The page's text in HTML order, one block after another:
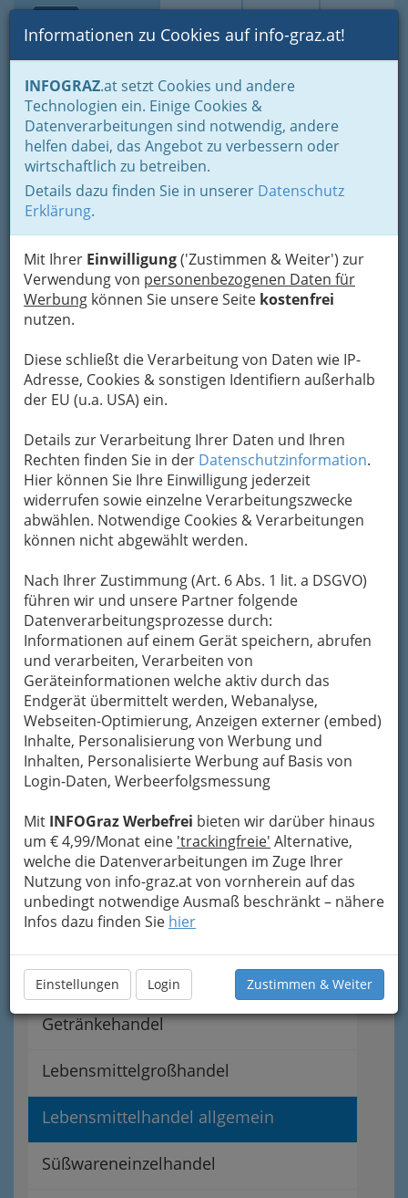
Suche Login Toggle
Informationen zu Cookies auf info-graz.at!
INFOGRAZ.at setzt Cookies und andere
Technologien ein. Einige Cookies &
Datenverarbeitungen sind notwendig, andere
helfen dabei, das Angebot zu verbessern oder
wirtschaftlich zu betreiben.
Details dazu finden Sie in unserer Datenschutz
Erklärung.
Mit Ihrer Einwilligung('Zustimmen & Weiter') zur
Verwendung von personenbezogenen Daten für
Werbung können Sie unsere Seite kostenfrei
nutzen.
Diese schließt die Verarbeitung von Daten wie IP-
Adresse, Cookies & sonstigen Identifiern außerhalb
der EU (u.a. USA) ein.
Details zur Verarbeitung Ihrer Daten und Ihren
Rechten finden Sie in der Datenschutzinformation.
Hier können Sie Ihre Einwilligung jederzeit
widerrufen sowie einzelne Verarbeitungszwecke
abwählen. Notwendige Cookies & Verarbeitungen
können nicht abgewählt werden.
Nach Ihrer Zustimmung (Art. 6 Abs. 1 lit. a DSGVO)
führen wir und unsere Partner folgende
Datenverarbeitungsprozesse durch:
Informationen auf einem Gerät speichern, abrufen
und verarbeiten, Verarbeiten von
Geräteinformationen welche aktiv durch das
Endgerät übermittelt werden, Webanalyse,
Webseiten-Optimierung, Anzeigen externer (embed)
Inhalte, Personalisierung von Werbung und
Inhalten, Personalisierte Werbung auf Basis von
Login-Daten, Werbeerfolgsmessung
Mit INFOGraz Werbefrei bieten wir darüber hinaus
um € 4,99/Monat eine 'trackingfreie' Alternative,
welche die Datenverarbeitungen im Zuge Ihrer
Nutzung von info-graz.at von vornherein auf das
unbedingt notwendige Ausmaß beschränkt – nähere
Infos dazu finden Sie hier
Einstellungen Login Zustimmen & Weiter
Home Branchen
Einkaufen & Schenken - der Handel
Handel in Graz
Dinge des täglichen Lebens
Lebensmittelhandel allgemein
Plattner Gesellschaft m.b.H.
Weblingergürtel 25 Shopping Center West, 8054
Graz-Straßgang
+43 316 585 326
Karte
Adresse mit Google Maps anschauen
Navigation
Bäcker u. Konditoren
Bionahrung Graz - biologische
Ernährung
Feinkost - einmal so richtig
schlemmen
Getränkehandel
Lebensmittelgroßhandel
Lebensmittelhandel allgemein
Süßwareneinzelhandel